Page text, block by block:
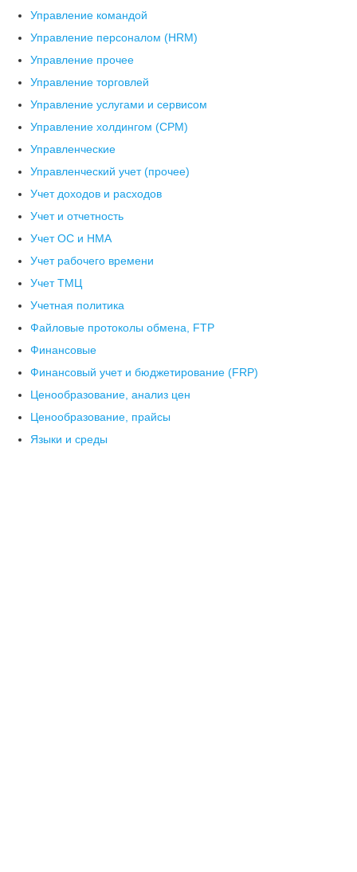
Управление командой
Управление персоналом (HRM)
Управление прочее
Управление торговлей
Управление услугами и сервисом
Управление холдингом (CPM)
Управленческие
Управленческий учет (прочее)
Учет доходов и расходов
Учет и отчетность
Учет ОС и НМА
Учет рабочего времени
Учет ТМЦ
Учетная политика
Файловые протоколы обмена, FTP
Финансовые
Финансовый учет и бюджетирование (FRP)
Ценообразование, анализ цен
Ценообразование, прайсы
Языки и среды